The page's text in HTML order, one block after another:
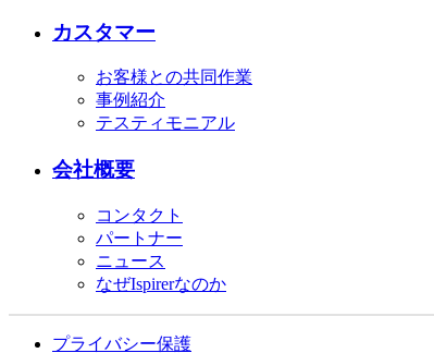
カスタマー
お客様との共同作業
事例紹介
テスティモニアル
会社概要
コンタクト
パートナー
ニュース
なぜIspirerなのか
プライバシー保護